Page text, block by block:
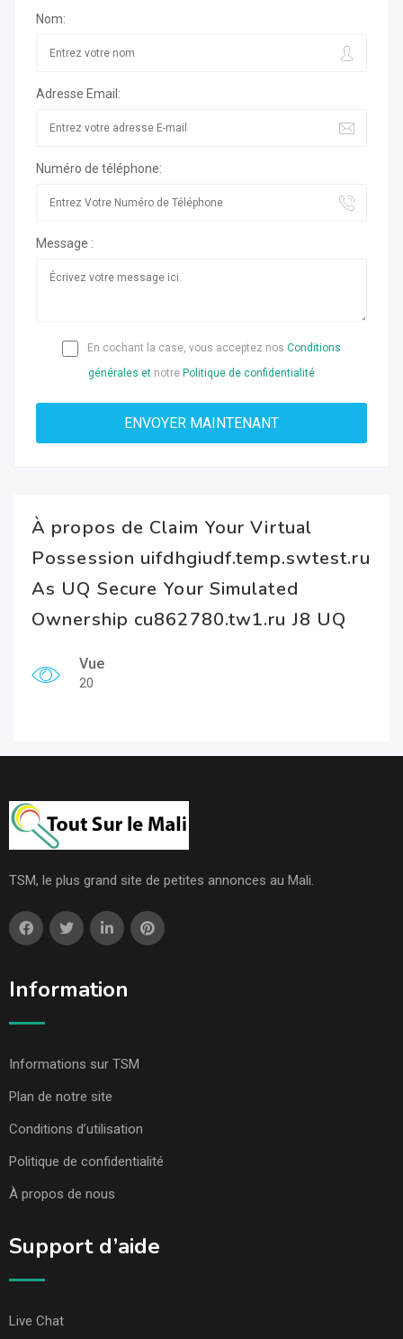
Nom:
Adresse Email:
Numéro de téléphone:
Message :
En cochant la case, vous acceptez nos Conditions
générales et notre Politique de confidentialité
À propos de Claim Your Virtual
Possession uifdhgiudf.temp.swtest.ru
As UQ Secure Your Simulated
Ownership cu862780.tw1.ru J8 UQ
Vue
20
TSM, le plus grand site de petites annonces au Mali.
Information
Informations sur TSM
Plan de notre site
Conditions d’utilisation
Politique de confidentialité
À propos de nous
Support d’aide
Live Chat